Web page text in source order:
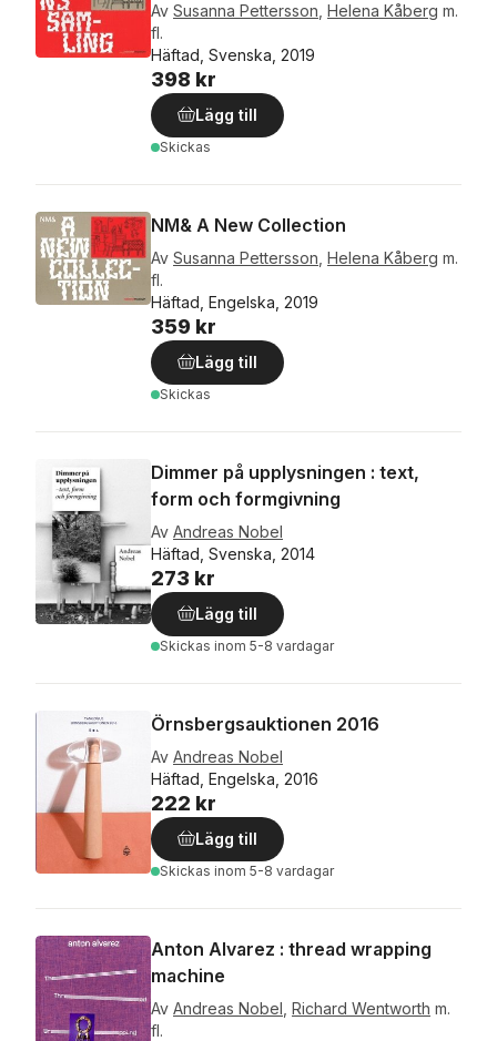
Av Susanna Pettersson Helena Kåberg m.
fl.
Häftad, Svenska, 2019
398 kr
Lägg till
Skickas
NM& A New Collection
Av Susanna Pettersson Helena Kåberg m.
fl.
Häftad, Engelska, 2019
359 kr
Lägg till
Skickas
Dimmer på upplysningen : text,
form och formgivning
Av Andreas Nobel
Häftad, Svenska, 2014
273 kr
Lägg till
Skickas inom 5-8 vardagar
Örnsbergsauktionen 2016
Av Andreas Nobel
Häftad, Engelska, 2016
222 kr
Lägg till
Skickas inom 5-8 vardagar
Anton Alvarez : thread wrapping
machine
Av Andreas Nobel Richard Wentworth m.
fl.